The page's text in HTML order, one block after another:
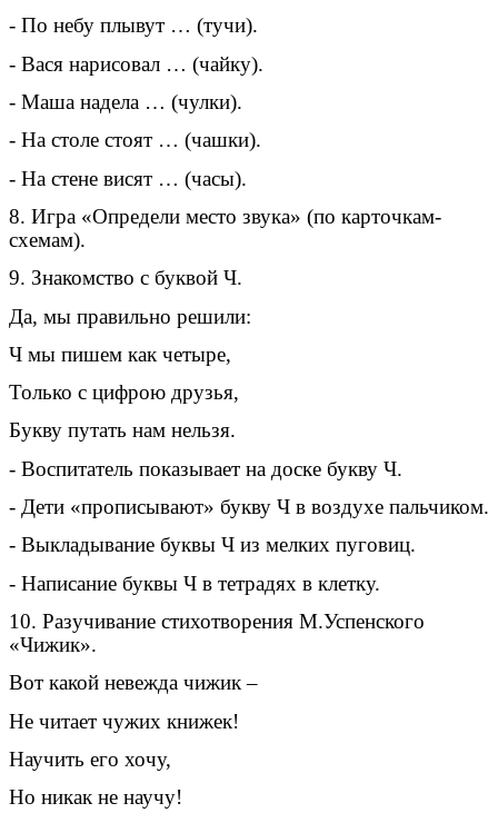
- По небу плывут … (тучи).
- Вася нарисовал … (чайку).
- Маша надела … (чулки).
- На столе стоят … (чашки).
- На стене висят … (часы).
8. Игра «Определи место звука» (по карточкам-
схемам).
9. Знакомство с буквой Ч.
Да, мы правильно решили:
Ч мы пишем как четыре,
Только с цифрою друзья,
Букву путать нам нельзя.
- Воспитатель показывает на доске букву Ч.
- Дети «прописывают» букву Ч в воздухе пальчиком.
- Выкладывание буквы Ч из мелких пуговиц.
- Написание буквы Ч в тетрадях в клетку.
10. Разучивание стихотворения М.Успенского
«Чижик».
Вот какой невежда чижик –
Не читает чужих книжек!
Научить его хочу,
Но никак не научу!